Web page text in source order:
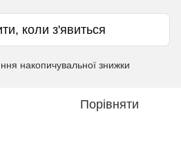
коли з'явиться
накопичувальної знижки
Порівняти